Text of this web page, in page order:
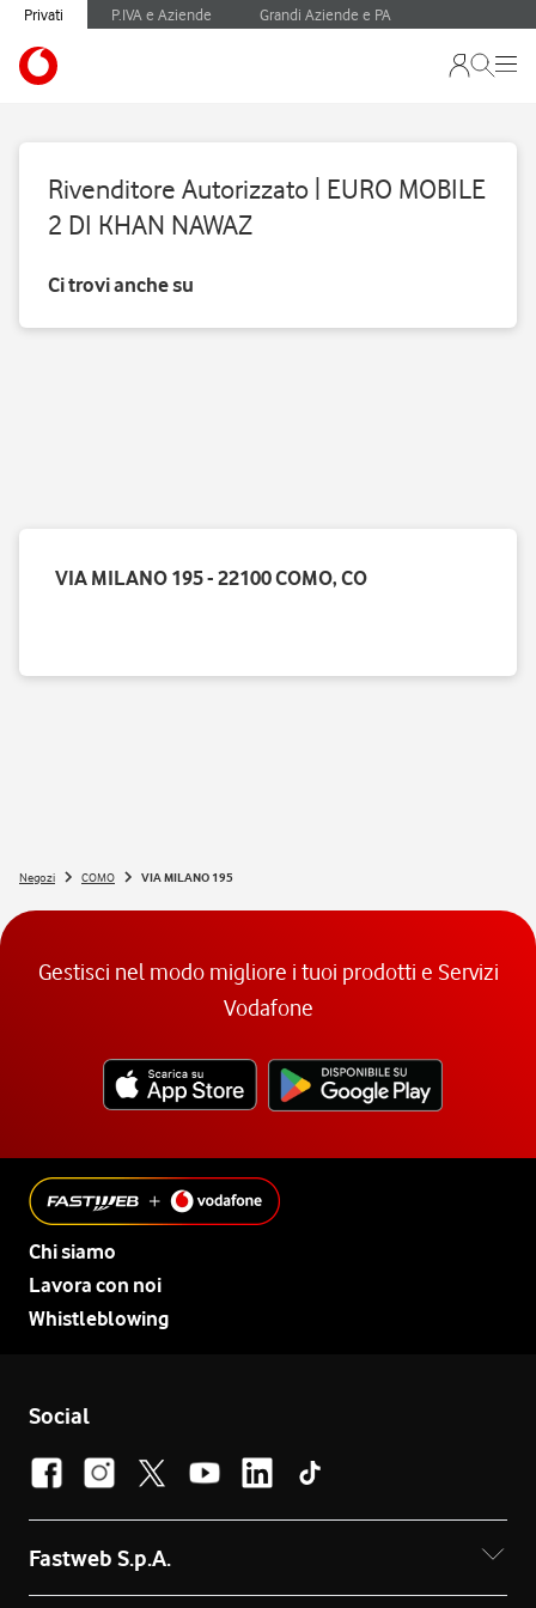
Privati P.IVA e Aziende Grandi Aziende e PA
Rivenditore Autorizzato | EURO MOBILE
2 DI KHAN NAWAZ
Ci trovi anche su
VIA MILANO 195 - 22100 COMO, CO
Negozi COMO VIA MILANO 195
Gestisci nel modo migliore i tuoi prodotti e Servizi
Vodafone
Chi siamo
Lavora con noi
Whistleblowing
Social
Fastweb S.p.A.